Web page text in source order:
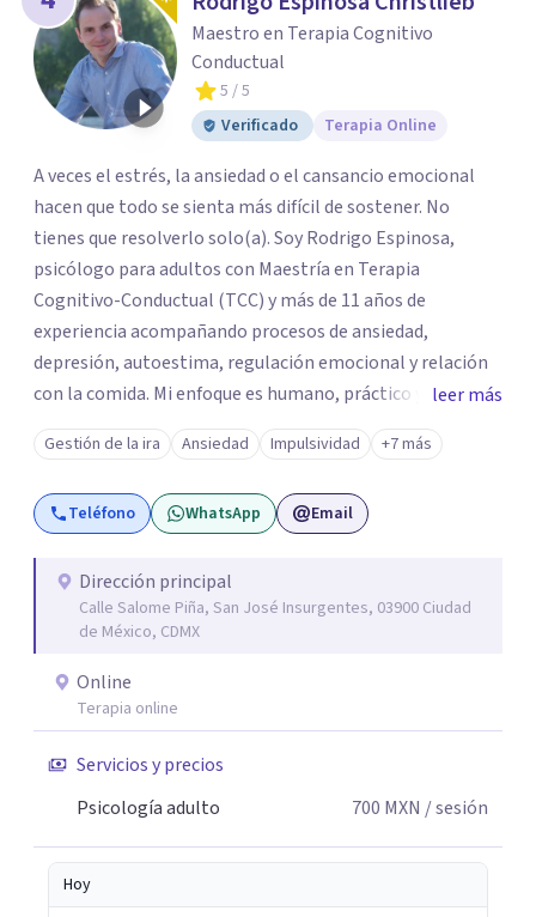
Maestro en Terapia Cognitivo
Conductual
5 / 5
Verificado
Terapia Online
A veces el estrés, la ansiedad o el cansancio emocional
hacen que todo se sienta más difícil de sostener. No
tienes que resolverlo solo(a). Soy Rodrigo Espinosa,
psicólogo para adultos con Maestría en Terapia
Cognitivo-Conductual (TCC) y más de 11 años de
experiencia acompañando procesos de ansiedad,
depresión, autoestima, regulación emocional y relación
con la comida. Mi enfoque es humano, práctico y sin
tecnicismos: ayudarte a entender qué te pasa y encontrar
herramientas reales que puedas aplicar desde las
primeras sesiones. Brindo terapia psicológica presencial
en Ciudad de México y online para adultos en todo México,
ritmo. A veces, recuperar el equilibrio no significa tener
todas las respuestas, sino encontrar un espacio seguro
para comprender lo que sentimos y volver a nosotros
mismos. Si buscas apoyo profesional para ansiedad,
bienestar emocional o dificultades personales, será un
gusto acompañarte en este proceso.
leer más
Gestión de la ira Ansiedad Impulsividad +7 más
Teléfono WhatsApp Email
Dirección principal
Calle Salome Piña, San José Insurgentes, 03900 Ciudad
de México, CDMX
Online
Terapia online
Servicios y precios
Psicología adulto
700 MXN / sesión
Hoy